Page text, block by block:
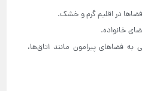
در اقلیم گرم و خشک.
خانواده.
فضاهای پیرامون مانند اتاق‌ها،